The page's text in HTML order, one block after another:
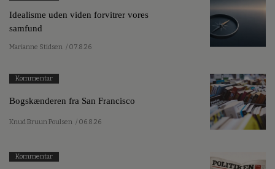
Idealisme uden viden forvitrer vores
samfund
Marianne Stidsen / 07.8.26
Kommentar
Bogskænderen fra San Francisco
Knud Bruun Poulsen / 06.8.26
Kommentar